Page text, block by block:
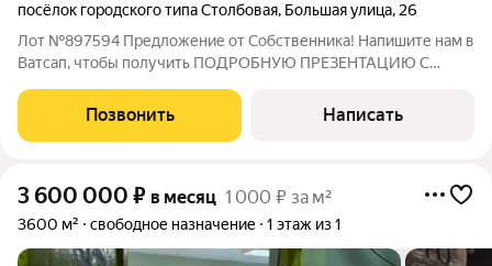
посёлок городского типа Столбовая, Большая улица, 26
Лот №897594 Предложение от Собственника! Напишите нам в
Ватсап, чтобы получить ПОДРОБНУЮ ПРЕЗЕНТАЦИЮ С
производственного помещения: идеальное решение для
вашего бизнеса! Предлагаем в аренду просторное
Позвонить Написать
3 600 000 ₽ в месяц 1 000 ₽ за м²
3600 м² свободное назначение 1 этаж из 1